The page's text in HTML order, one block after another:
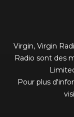
Virgin, Virgin
Radio sont des
Pour plus